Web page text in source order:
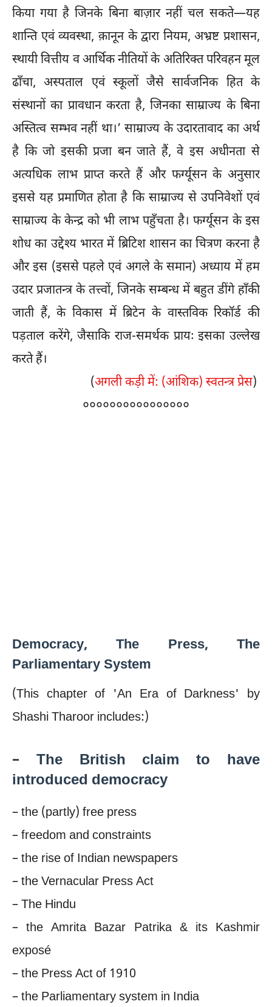
किया गया है जिनके बिना बाज़ार नहीं चल सकते—यह
शान्ति एवं व्यवस्था, क़ानून के द्वारा नियम, अभ्रष्ट प्रशासन,
स्थायी वित्तीय व आर्थिक नीतियों के अतिरिक्त परिवहन मूल
ढाँचा, अस्पताल एवं स्कूलों जैसे सार्वजनिक हित के
संस्थानों का प्रावधान करता है, जिनका साम्राज्य के बिना
अस्तित्व सम्भव नहीं था।’ साम्राज्य के उदारतावाद का अर्थ
है कि जो इसकी प्रजा बन जाते हैं, वे इस अधीनता से
अत्यधिक लाभ प्राप्त करते हैं और फर्ग्यूसन के अनुसार
इससे यह प्रमाणित होता है कि साम्राज्य से उपनिवेशों एवं
साम्राज्य के केन्द्र को भी लाभ पहुँचता है। फर्ग्यूसन के इस
शोध का उद्देश्य भारत में ब्रिटिश शासन का चित्रण करना है
और इस (इससे पहले एवं अगले के समान) अध्याय में हम
उदार प्रजातन्त्र के तत्त्वों, जिनके सम्बन्ध में बहुत डींगे हाँकी
जाती हैं, के विकास में ब्रिटेन के वास्तविक रिकॉर्ड की
पड़ताल करेंगे, जैसाकि राज-समर्थक प्रायः इसका उल्लेख
करते हैं।
(अगली कड़ी में: (आंशिक) स्वतन्त्र प्रेस)
००००००००००००००००
Democracy, The Press, The
Parliamentary System
(This chapter of 'An Era of Darkness' by
Shashi Tharoor includes:)
– The British claim to have
introduced democracy
– the (partly) free press
– freedom and constraints
– the rise of Indian newspapers
– the Vernacular Press Act
– The Hindu
– the Amrita Bazar Patrika & its Kashmir
exposé
– the Press Act of 1910
– the Parliamentary system in India